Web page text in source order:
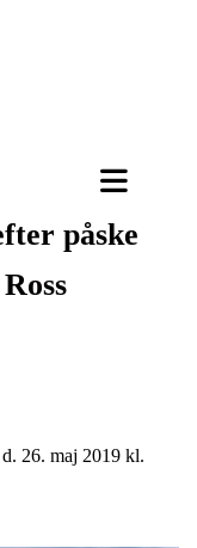
påske
26. maj 2019 kl.